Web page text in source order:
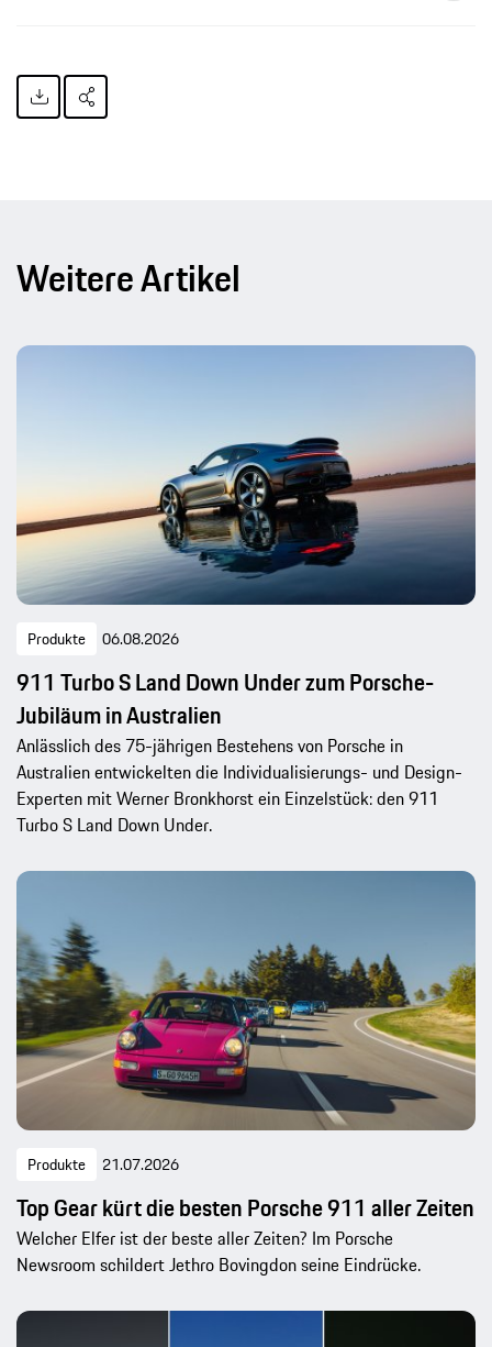
Weitere Artikel
Produkte 06.08.2026
911 Turbo S Land Down Under zum Porsche-
Jubiläum in Australien
Anlässlich des 75-jährigen Bestehens von Porsche in
Australien entwickelten die Individualisierungs- und Design-
Experten mit Werner Bronkhorst ein Einzelstück: den 911
Turbo S Land Down Under.
Produkte 21.07.2026
Top Gear kürt die besten Porsche 911 aller Zeiten
Welcher Elfer ist der beste aller Zeiten? Im Porsche
Newsroom schildert Jethro Bovingdon seine Eindrücke.